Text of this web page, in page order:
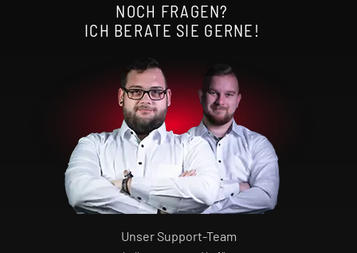
NOCH FRAGEN?
ICH BERATE SIE GERNE!
Unser Support-Team